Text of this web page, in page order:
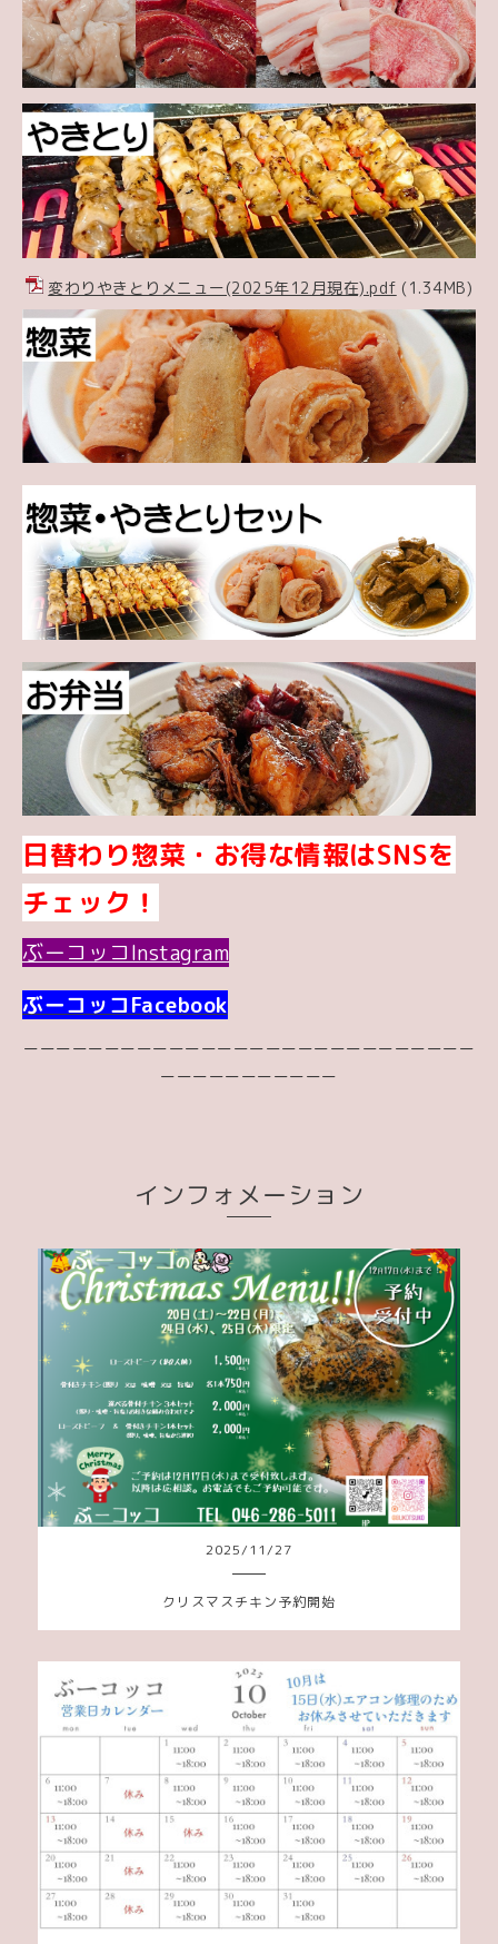
変わりやきとりメニュー(2025年12月現在).pdf (1.34MB)
日替わり惣菜・お得な情報はSNSを
チェック！
ぶーコッコInstagram
ぶーコッコFacebook
ーーーーーーーーーーーーーーーーーーーーーーーーーーーー
ーーーーーーーーーーー
インフォメーション
2025/11/27
クリスマスチキン予約開始